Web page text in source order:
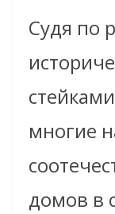
Судя по
многие
домов в